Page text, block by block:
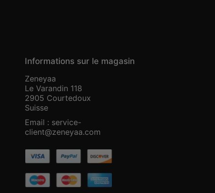
Informations sur le magasin
Zeneyaa
Le Varandin 118
2905 Courtedoux
Suisse
Email : service-
client@zeneyaa.com